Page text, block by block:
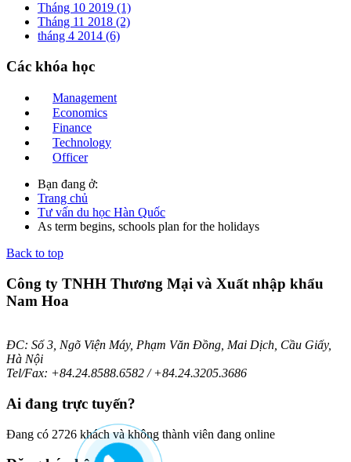
Tháng 10 2019 (1)
Tháng 11 2018 (2)
tháng 4 2014 (6)
Các khóa học
Management
Economics
Finance
Technology
Officer
Bạn đang ở:
Trang chủ
Tư vấn du học Hàn Quốc
As term begins, schools plan for the holidays
Back to top
Công ty TNHH Thương Mại và Xuất nhập khẩu
Nam Hoa
ĐC: Số 3, Ngõ Viện Máy, Phạm Văn Đồng, Mai Dịch, Cầu Giấy,
Hà Nội
Tel/Fax: +84.24.8588.6582 / +84.24.3205.3686
Ai đang trực tuyến?
Đang có 2726 khách và không thành viên đang online